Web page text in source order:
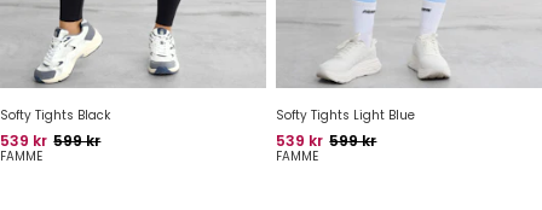
Softy Tights Black
Pris
539 kr Oprindelig pris
599 kr
FAMME
Softy Tights Light Blue
Pris
539 kr Oprindelig pris
599 kr
FAMME